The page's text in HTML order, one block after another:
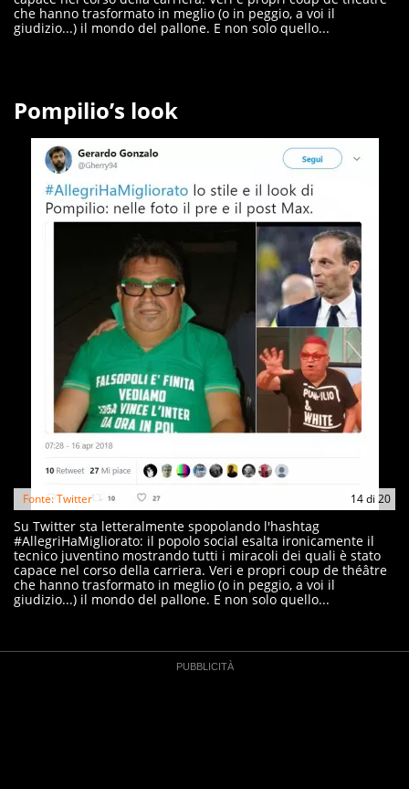
che hanno trasformato in meglio (o in peggio, a voi il
giudizio...) il mondo del pallone. E non solo quello...
Pompilio’s look
14di 20
Fonte: Twitter
Su Twitter sta letteralmente spopolando l'hashtag
#AllegriHaMigliorato: il popolo social esalta ironicamente il
tecnico juventino mostrando tutti i miracoli dei quali è stato
capace nel corso della carriera. Veri e propri coup de théâtre
che hanno trasformato in meglio (o in peggio, a voi il
giudizio...) il mondo del pallone. E non solo quello...